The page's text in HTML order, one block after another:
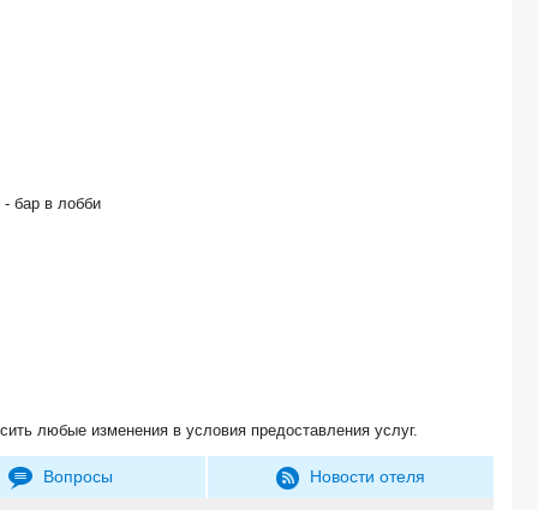
AO NANG PHU PI MAAN RESORT AND SPA 4*
BAUMANBURI 4*
THE DEWA KOH CHANG 5*
- бар в лобби
любые изменения в условия предоставления услуг.
Вопросы Новости отеля